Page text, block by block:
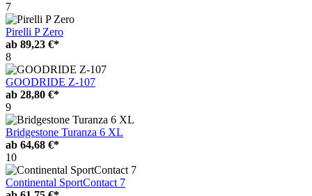
7
Pirelli P Zero
ab 89,23 €*
8
GOODRIDE Z-107
ab 28,80 €*
9
Bridgestone Turanza 6 XL
ab 64,68 €*
10
Continental SportContact 7